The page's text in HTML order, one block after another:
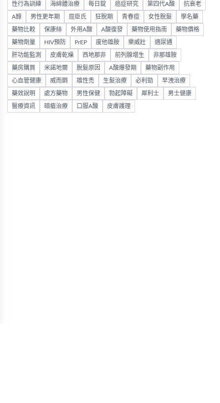
性行為訓練 海綿體治療 每日錠 癌症研究 第四代A酸 抗衰老
A醇 男性更年期 屈臣氏 狂脫期 青春痘 女性脫髮 學名藥
藥物比較 保康絲 外用A酸 A酸復發 藥物使用指南 藥物價格
藥物劑量 HIV預防 PrEP 度他雄胺 樂威壯 適尿通
肝功能監測 皮膚乾燥 西地那非 前列腺增生 非那雄胺
藥房購買 米諾地爾 脫髮原因 A酸爆發期 藥物副作用
心血管健康 威而鋼 雄性禿 生髮治療 必利勁 早洩治療
藥效說明 處方藥物 男性保健 勃起障礙 犀利士 男士健康
醫療資訊 暗瘡治療 口服A酸 皮膚護理